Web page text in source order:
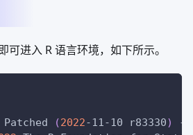
可进入 R 语言环境，如下所示。
(2022-11-10 r83330)